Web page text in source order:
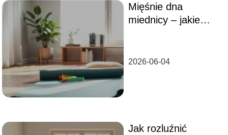
Mięśnie dna
miednicy – jakie
2026-06-04
Jak rozluźnić